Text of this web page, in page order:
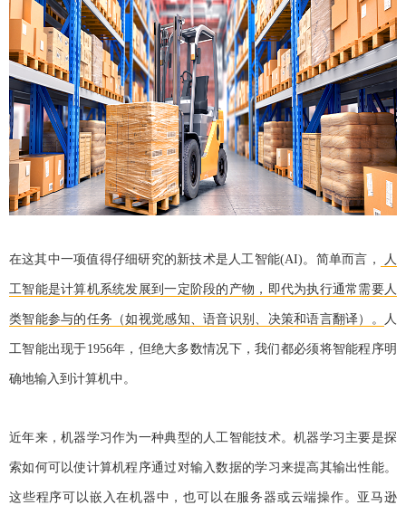
在这其中一项值得仔细研究的新技术是人工智能(AI)。简单而言， 人
工智能是计算机系统发展到一定阶段的产物，即代为执行通常需要人
类智能参与的任务（如视觉感知、语音识别、决策和语言翻译）。 人
工智能出现于1956年，但绝大多数情况下，我们都必须将智能程序明
确地输入到计算机中。
近年来，机器学习作为一种典型的人工智能技术。机器学习主要是探
索如何可以使计算机程序通过对输入数据的学习来提高其输出性能。
这些程序可以嵌入在机器中，也可以在服务器或云端操作。亚马逊